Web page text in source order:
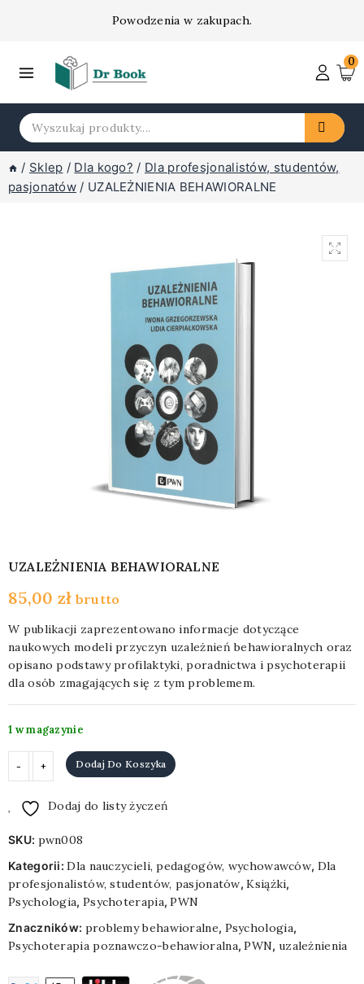
Powodzenia w zakupach.
0
Search
for:
/ Sklep / Dla kogo? / Dla profesjonalistów, studentów,
pasjonatów / UZALEŻNIENIA BEHAWIORALNE
UZALEŻNIENIA BEHAWIORALNE
85,00 zł brutto
W publikacji zaprezentowano informacje dotyczące
naukowych modeli przyczyn uzależnień behawioralnych oraz
opisano podstawy profilaktyki, poradnictwa i psychoterapii
dla osób zmagających się z tym problemem.
1 w magazynie
ilość
UZALEŻNIENIA
Dodaj Do Koszyka
Dodaj do listy życzeń
SKU: pwn008
Kategorii:Dla nauczycieli, pedagogów, wychowawców, Dla
profesjonalistów, studentów, pasjonatów,Książki,
Psychologia, Psychoterapia,PWN
Znaczników: problemy behawioralne, Psychologia,
Psychoterapia poznawczo-behawioralna,PWN, uzależnienia